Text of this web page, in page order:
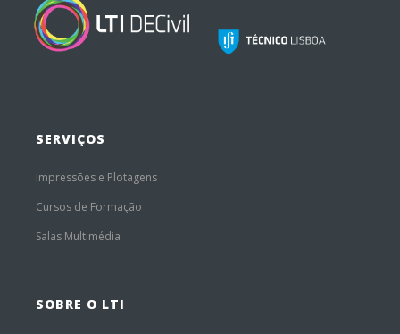
SERVIÇOS
Impressões e Plotagens
Cursos de Formação
Salas Multimédia
SOBRE O LTI